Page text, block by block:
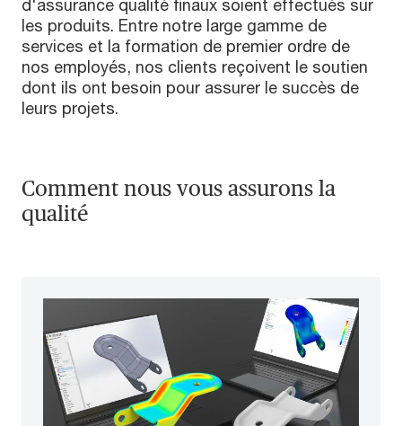
d'assurance qualité finaux soient effectués sur
les produits. Entre notre large gamme de
services et la formation de premier ordre de
nos employés, nos clients reçoivent le soutien
dont ils ont besoin pour assurer le succès de
leurs projets.
Comment nous vous assurons la
qualité